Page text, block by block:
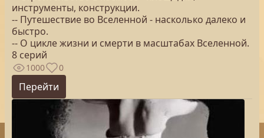
инструменты, конструкции.
-- Путешествие во Вселенной - насколько далеко и
быстро.
-- О цикле жизни и смерти в масштабах Вселенной.
8 серий
1000 0
Перейти